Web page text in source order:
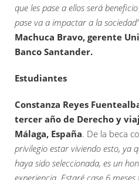
que les pase a ellos será
pase va a impactar a la
Machuca Bravo, gerente
Banco Santander.
Estudiantes
Constanza Reyes
tercer año de Derecho y
Málaga, España. De la beca
privilegio estar viviendo esto, ya
haya sido seleccionada, es un